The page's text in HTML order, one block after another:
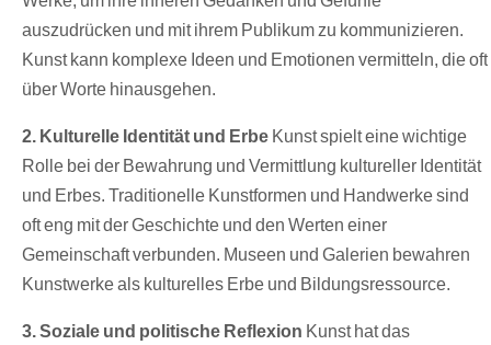
auszudrücken und mit ihrem Publikum zu kommunizieren.
Kunst kann komplexe Ideen und Emotionen vermitteln, die oft
über Worte hinausgehen.
2. Kulturelle Identität und ErbeKunst spielt eine wichtige
Rolle bei der Bewahrung und Vermittlung kultureller Identität
und Erbes. Traditionelle Kunstformen und Handwerke sind
oft eng mit der Geschichte und den Werten einer
Gemeinschaft verbunden. Museen und Galerien bewahren
Kunstwerke als kulturelles Erbe und Bildungsressource.
3. Soziale und politische Reflexion Kunst hat das